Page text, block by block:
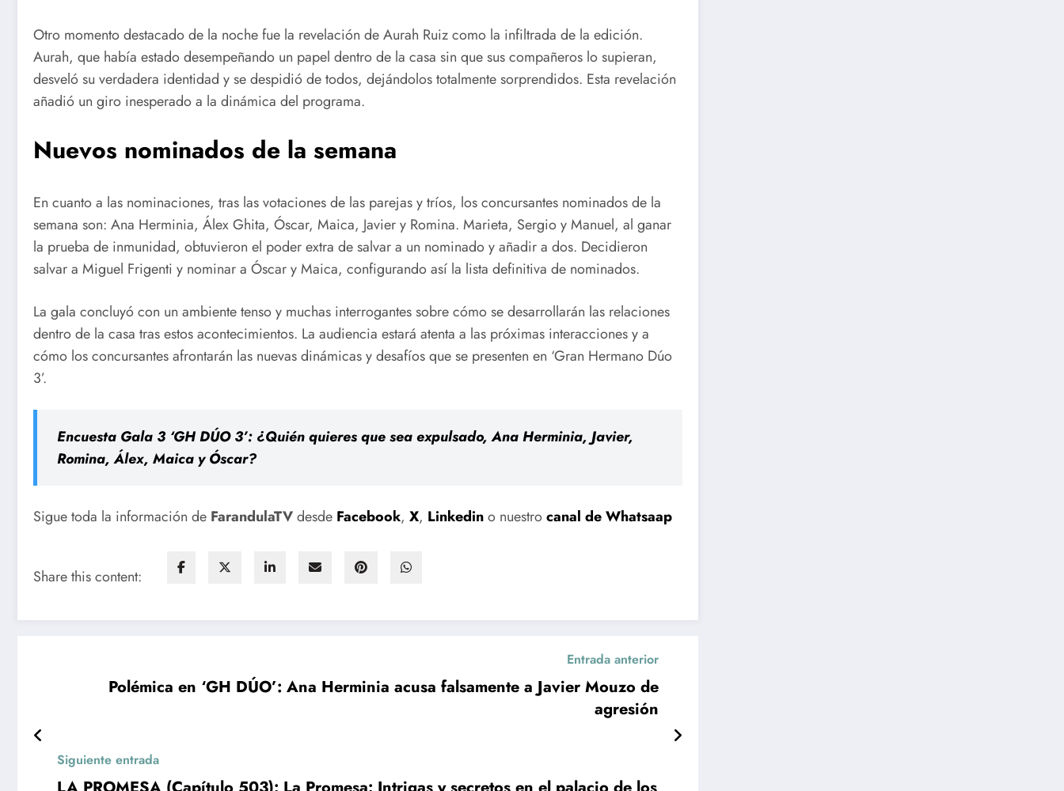
Otro momento destacado de la noche fue la revelación de Aurah Ruiz como la infiltrada de la edición.
Aurah, que había estado desempeñando un papel dentro de la casa sin que sus compañeros lo supieran,
desveló su verdadera identidad y se despidió de todos, dejándolos totalmente sorprendidos. Esta revelación
añadió un giro inesperado a la dinámica del programa.
Nuevos nominados de la semana
En cuanto a las nominaciones, tras las votaciones de las parejas y tríos, los concursantes nominados de la
semana son: Ana Herminia, Álex Ghita, Óscar, Maica, Javier y Romina. Marieta, Sergio y Manuel, al ganar
la prueba de inmunidad, obtuvieron el poder extra de salvar a un nominado y añadir a dos. Decidieron
salvar a Miguel Frigenti y nominar a Óscar y Maica, configurando así la lista definitiva de nominados.
La gala concluyó con un ambiente tenso y muchas interrogantes sobre cómo se desarrollarán las relaciones
dentro de la casa tras estos acontecimientos. La audiencia estará atenta a las próximas interacciones y a
cómo los concursantes afrontarán las nuevas dinámicas y desafíos que se presenten en ‘Gran Hermano Dúo
3’.
Encuesta Gala 3 ‘GH DÚO 3’: ¿Quién quieres que sea expulsado, Ana Herminia, Javier,
Romina, Álex, Maica y Óscar?
Sigue toda la información de FarandulaTVdesde Facebook, X, Linkedino nuestrocanal de Whatsaap
Share this content:
Entrada anterior
Polémica en ‘GH DÚO’: Ana Herminia acusa falsamente a Javier Mouzo de
agresión
Siguiente entrada